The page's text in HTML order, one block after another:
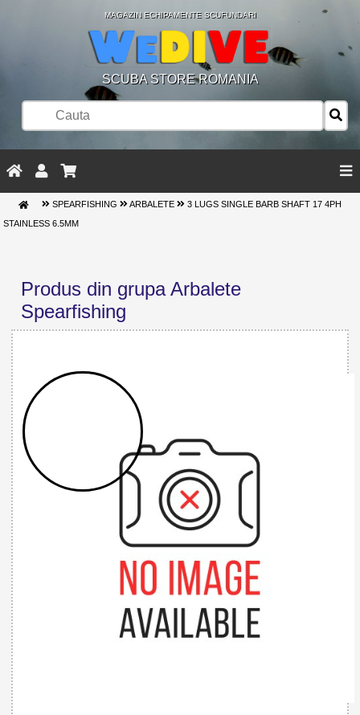
MAGAZIN ECHIPAMENTE SCUFUNDARI
SCUBA STORE ROMANIA
SPEARFISHING ARBALETE 3 LUGS SINGLE BARB SHAFT 17 4PH
STAINLESS 6.5MM
Produs din grupa Arbalete
Spearfishing